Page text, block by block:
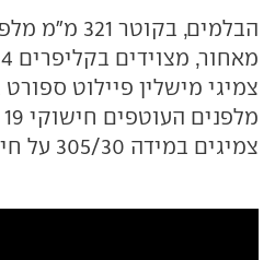
צמיגים במידה 305/30 על חישוקי 20 אינץ'.